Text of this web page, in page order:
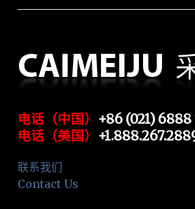
电话（中国） +86 (021)
电话（美国）
联系我们
Contact Us